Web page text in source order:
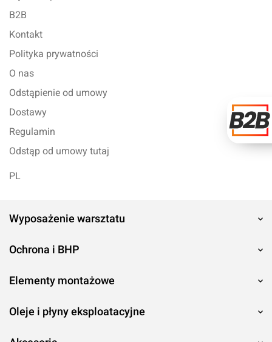
B2B
Kontakt
Polityka prywatności
O nas
Odstąpienie od umowy
Dostawy
Regulamin
Odstąp od umowy tutaj
PL
Wyposażenie warsztatu
Ochrona i BHP
Elementy montażowe
Oleje i płyny eksploatacyjne